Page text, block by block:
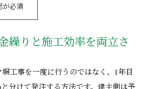
が必須
繰りと施工効率を両立さ
工事を一度に行うのではなく、1年目
と分けて発注する方法です。建主側は予